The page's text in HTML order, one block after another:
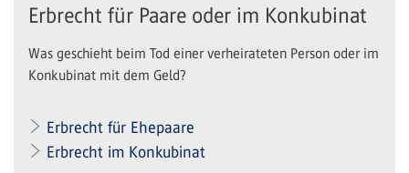
Erbrecht für Paare oder im Konkubinat
Was geschieht beim Tod einer verheirateten Person oder im
Konkubinat mit dem Geld?
Erbrecht für Ehepaare
Erbrecht im Konkubinat